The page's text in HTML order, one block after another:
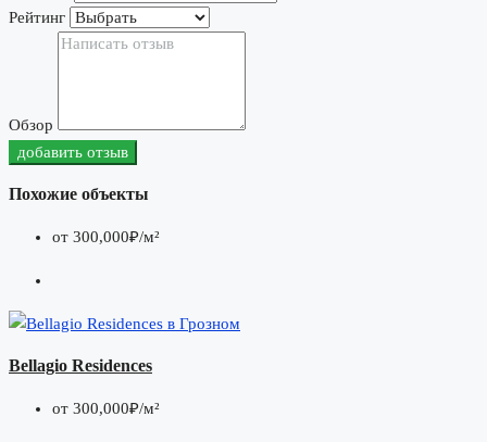
Рейтинг
Обзор
добавить отзыв
Похожие объекты
от 300,000₽/м²
Bellagio Residences
от 300,000₽/м²